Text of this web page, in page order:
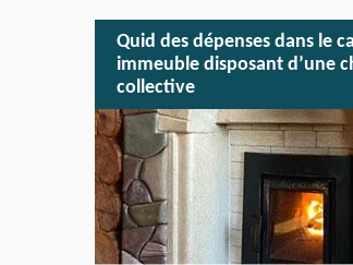
Quid des dépenses dans le
immeuble disposant d’une
collective